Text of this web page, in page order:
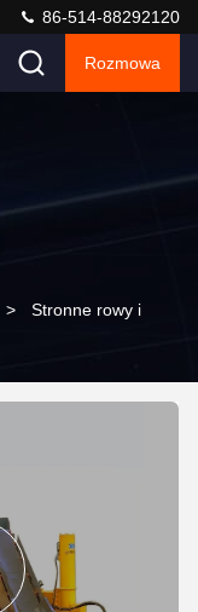
86-514-88292120
Rozmowa
> Stronne rowy i